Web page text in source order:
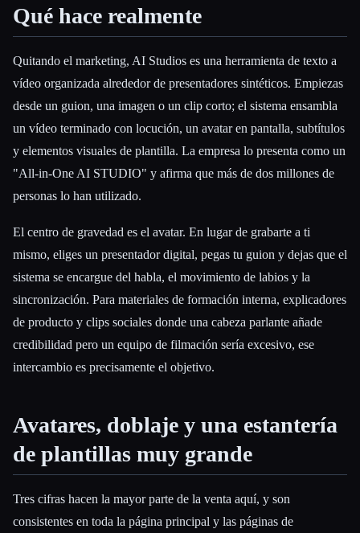
Qué hace realmente
Quitando el marketing, AI Studios es una herramienta de texto a
vídeo organizada alrededor de presentadores sintéticos. Empiezas
desde un guion, una imagen o un clip corto; el sistema ensambla
un vídeo terminado con locución, un avatar en pantalla, subtítulos
y elementos visuales de plantilla. La empresa lo presenta como un
"All-in-One AI STUDIO" y afirma que más de dos millones de
personas lo han utilizado.
El centro de gravedad es el avatar. En lugar de grabarte a ti
mismo, eliges un presentador digital, pegas tu guion y dejas que el
sistema se encargue del habla, el movimiento de labios y la
sincronización. Para materiales de formación interna, explicadores
de producto y clips sociales donde una cabeza parlante añade
credibilidad pero un equipo de filmación sería excesivo, ese
intercambio es precisamente el objetivo.
Avatares, doblaje y una estantería
de plantillas muy grande
Tres cifras hacen la mayor parte de la venta aquí, y son
consistentes en toda la página principal y las páginas de